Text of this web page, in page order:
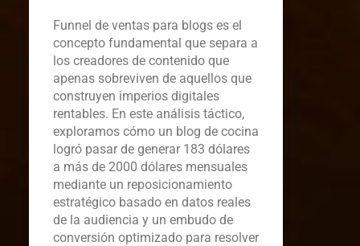
Funnel de ventas para blogs es el
concepto fundamental que separa a
los creadores de contenido que
apenas sobreviven de aquellos que
construyen imperios digitales
rentables. En este análisis táctico,
exploramos cómo un blog de cocina
logró pasar de generar 183 dólares
a más de 2000 dólares mensuales
mediante un reposicionamiento
estratégico basado en datos reales
de la audiencia y un embudo de
conversión optimizado para resolver